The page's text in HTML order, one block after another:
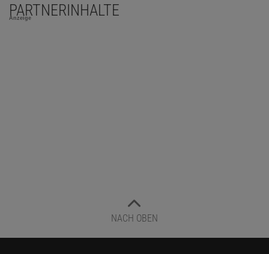
PARTNERINHALTE
Anzeige
NACH OBEN